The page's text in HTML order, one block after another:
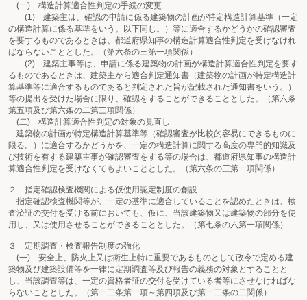
(一) 構造計算適合性判定の手続の変更
(1) 建築主は、確認の申請に係る建築物の計画が特定構造計算基準（一定
の構造計算に係る基準をいう。以下同じ。）等に適合するかどうかの確認審査
を要するものであるときは、都道府県知事の構造計算適合性判定を受けなけれ
ばならないこととした。（第六条の三第一項関係）
(2) 建築主事等は、申請に係る建築物の計画が構造計算適合性判定を要す
るものであるときは、建築主から適合判定通知書（建築物の計画が特定構造計
算基準等に適合するものであると判定された旨が記載された通知書をいう。）
等の提出を受けた場合に限り、確認をすることができることとした。（第六条
第五項及び第六条の二第三項関係）
(二) 構造計算適合性判定の対象の見直し
建築物の計画が特定構造計算基準等（確認審査が比較的容易にできるものに
限る。）に適合するかどうかを、一定の構造計算に関する高度の専門的知識及
び技術を有する建築主事が確認審査をする等の場合は、都道府県知事の構造計
算適合性判定を受けなくてもよいこととした。（第六条の三第一項関係）
２ 指定確認検査機関による仮使用認定制度の創設
指定確認検査機関等が、一定の基準に適合していることを認めたときは、検
査済証の交付を受ける前においても、仮に、当該建築物又は建築物の部分を使
用し、又は使用させることができることとした。（第七条の六第一項関係）
３ 定期調査・検査報告制度の強化
(一) 安全上、防火上又は衛生上特に重要であるものとして政令で定める建
築物及び建築設備等を一律に定期調査等及び報告の義務の対象とすることと
し、当該調査等は、一定の資格者証の交付を受けている者等にさせなければな
らないこととした。（第一二条第一項～第四項及び第一二条の二関係）